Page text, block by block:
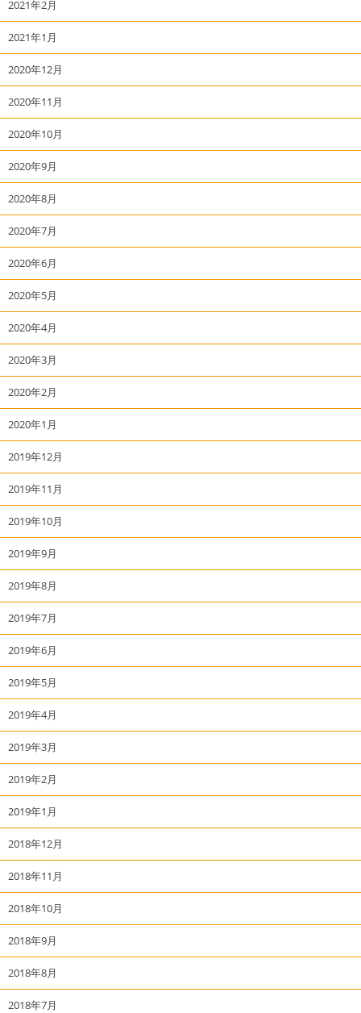
2021年2月
2021年1月
2020年12月
2020年11月
2020年10月
2020年9月
2020年8月
2020年7月
2020年6月
2020年5月
2020年4月
2020年3月
2020年2月
2020年1月
2019年12月
2019年11月
2019年10月
2019年9月
2019年8月
2019年7月
2019年6月
2019年5月
2019年4月
2019年3月
2019年2月
2019年1月
2018年12月
2018年11月
2018年10月
2018年9月
2018年8月
2018年7月